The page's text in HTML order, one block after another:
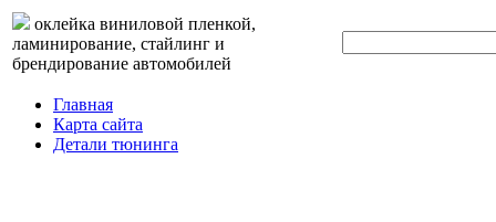
оклейка виниловой пленкой,
ламинирование, стайлинг и
брендирование автомобилей
Главная
Карта сайта
Детали тюнинга